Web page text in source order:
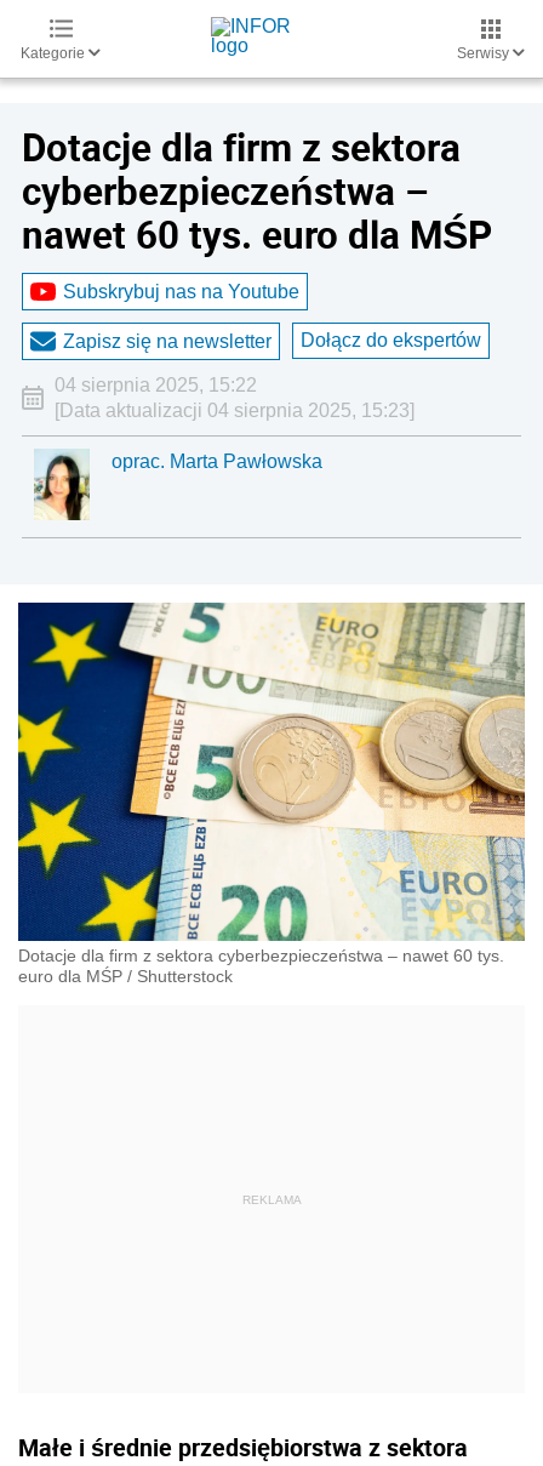
Kategorie Serwisy
Dotacje dla firm z sektora
cyberbezpieczeństwa –
nawet 60 tys. euro dla MŚP
Subskrybuj nas na Youtube
Zapisz się na newsletter Dołącz do ekspertów
04 sierpnia 2025, 15:22
[Data aktualizacji 04 sierpnia 2025, 15:23]
oprac. Marta Pawłowska
Dotacje dla firm z sektora cyberbezpieczeństwa – nawet 60 tys.
euro dla MŚP / Shutterstock
Małe i średnie przedsiębiorstwa z sektora